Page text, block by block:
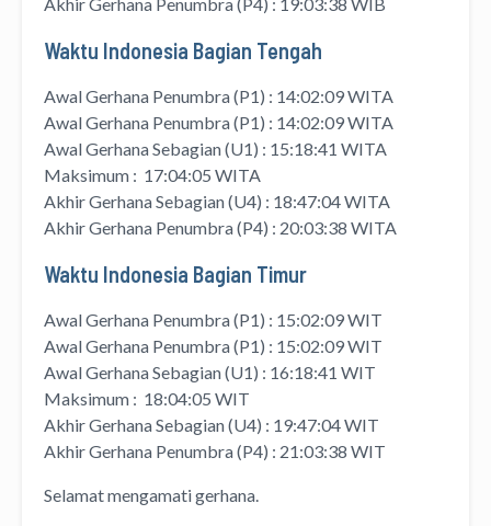
Waktu Indonesia Bagian Tengah
Awal Gerhana Penumbra (P1) : 14:02:09 WITA
Awal Gerhana Penumbra (P1) : 14:02:09 WITA
Awal Gerhana Sebagian (U1) : 15:18:41 WITA
Maksimum : 17:04:05 WITA
Akhir Gerhana Sebagian (U4) : 18:47:04 WITA
Akhir Gerhana Penumbra (P4) : 20:03:38 WITA
Waktu Indonesia Bagian Timur
Awal Gerhana Penumbra (P1) : 15:02:09 WIT
Awal Gerhana Penumbra (P1) : 15:02:09 WIT
Awal Gerhana Sebagian (U1) : 16:18:41 WIT
Maksimum : 18:04:05 WIT
Akhir Gerhana Sebagian (U4) : 19:47:04 WIT
Akhir Gerhana Penumbra (P4) : 21:03:38 WIT
Selamat mengamati gerhana.